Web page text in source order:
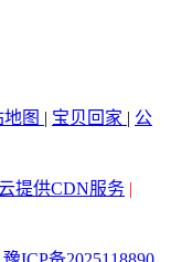
地图 | 宝贝回家 | 公
提供CDN服务 |